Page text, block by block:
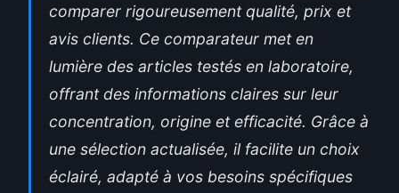
comparer rigoureusement qualité, prix et
avis clients. Ce comparateur met en
lumière des articles testés en laboratoire,
offrant des informations claires sur leur
concentration, origine et efficacité. Grâce à
une sélection actualisée, il facilite un choix
éclairé, adapté à vos besoins spécifiques